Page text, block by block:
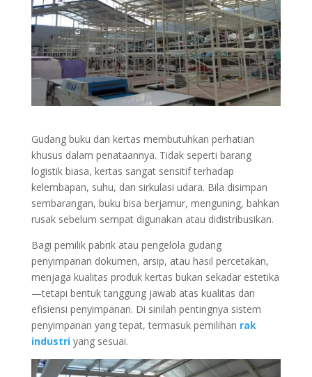
Gudang buku dan kertas membutuhkan perhatian
khusus dalam penataannya. Tidak seperti barang
logistik biasa, kertas sangat sensitif terhadap
kelembapan, suhu, dan sirkulasi udara. Bila disimpan
sembarangan, buku bisa berjamur, menguning, bahkan
rusak sebelum sempat digunakan atau didistribusikan.
Bagi pemilik pabrik atau pengelola gudang
penyimpanan dokumen, arsip, atau hasil percetakan,
menjaga kualitas produk kertas bukan sekadar estetika
—tetapi bentuk tanggung jawab atas kualitas dan
efisiensi penyimpanan. Di sinilah pentingnya sistem
penyimpanan yang tepat, termasuk pemilihan rak
industriyang sesuai.